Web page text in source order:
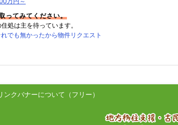
ってみてください。
処は主を待っています。
れでも無かったから物件リクエスト
ンクバナーについて（フリー）